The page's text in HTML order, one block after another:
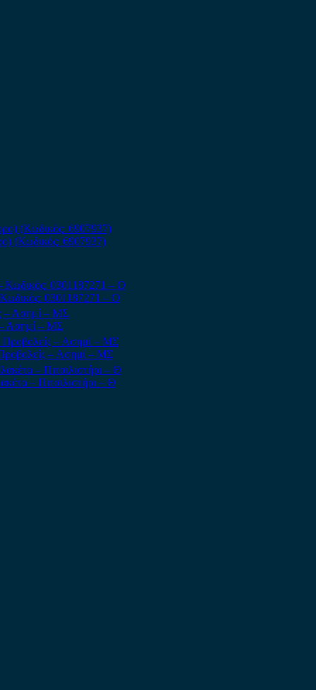
(Κωδικός: 6907937)
0301187271 – Ο
Ασημί – ΜΣ
– Ασημί – ΜΣ
– Πιτσιλιστήρι – Θ